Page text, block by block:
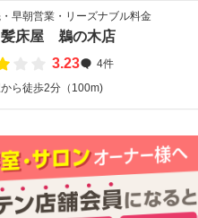
早朝営業・リーズナブル料金
床屋 鵜の木店
3.23
4件
ら徒歩2分（100m)